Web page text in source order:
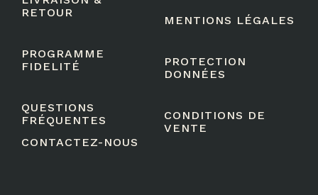
RETOUR
PROGRAMME
FIDELITÉ
QUESTIONS
FRÉQUENTES
MENTIONS LÉGALES
PROTECTION
DONNÉES
CONDITIONS DE
VENTE
CONTACTEZ-NOUS